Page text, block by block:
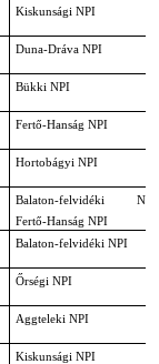
Kiskunsági NPI
Duna-Dráva NPI
Bükki NPI
Fertő-Hanság NPI
Hortobágyi NPI
Balaton-felvidéki
Fertő-Hanság NPI
Balaton-felvidéki NPI
Őrségi NPI
Aggteleki NPI
Kiskunsági NPI